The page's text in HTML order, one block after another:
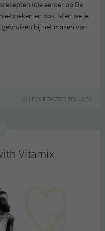
(die eerder op De
boeken en ook laten we je
bij het maken van
GROEN,GROENE SMOOTHIE,
ALLE 29 REACTIES BEKIJKEN
Vitamix